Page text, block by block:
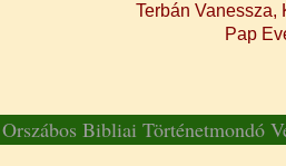
Terbán Vanessza,
Pap
Orszábos Bibliai Történetmondó